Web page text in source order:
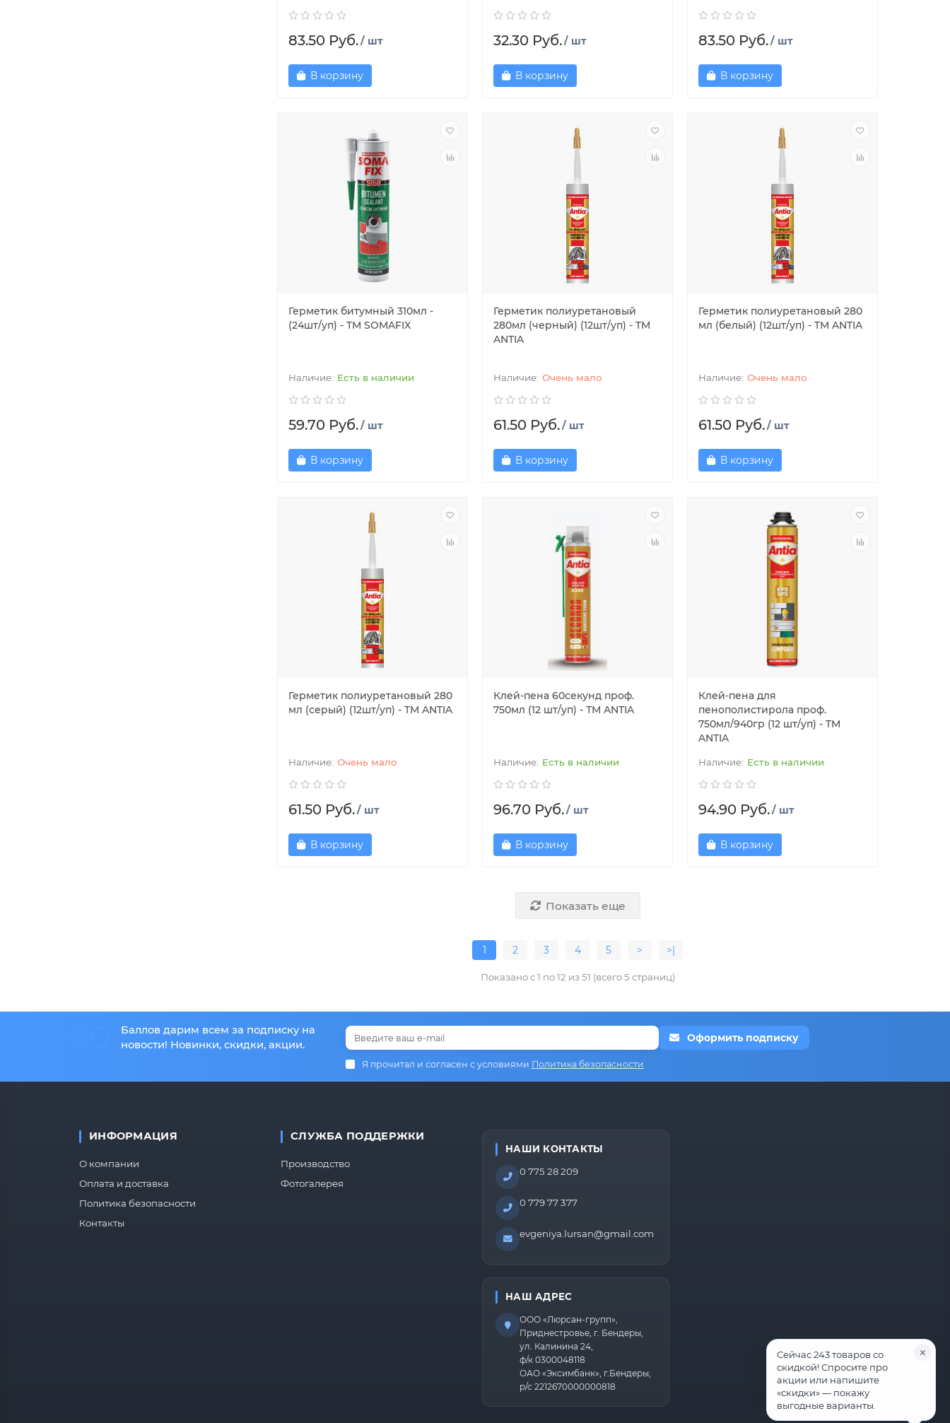
83.50 Руб./ шт
В корзину
32.30 Руб./ шт
В корзину
83.50 Руб./ шт
В корзину
Герметик битумный 310мл -
(24шт/уп) - ТМ SOMAFIX
Есть в наличии
59.70 Руб./ шт
В корзину
Герметик полиуретановый
280мл (черный) (12шт/уп) - TM
ANTIA
Очень мало
61.50 Руб./ шт
В корзину
Герметик полиуретановый 280
мл (белый) (12шт/уп) - TM ANTIA
Очень мало
61.50 Руб./ шт
В корзину
Герметик полиуретановый 280
мл (серый) (12шт/уп) - TM ANTIA
Очень мало
61.50 Руб./ шт
В корзину
Клей-пена 60секунд проф.
750мл (12 шт/уп) - ТМ ANTIA
Есть в наличии
96.70 Руб./ шт
В корзину
Клей-пена для
пенополистирола проф.
750мл/940гр (12 шт/уп) - TM
ANTIA
Есть в наличии
94.90 Руб./ шт
В корзину
Показать еще
1 2 3 4 5 > >|
Показано с 1 по 12 из 51 (всего 5 страниц)
Баллов дарим всем за подписку на
новости! Новинки, скидки, акции.
Оформить подписку
Я прочитал и согласен с условиями Политика безопасности
ИНФОРМАЦИЯ
О компании
Оплата и доставка
Политика безопасности
Контакты
СЛУЖБА ПОДДЕРЖКИ
Производство
Фотогалерея
НАШИ КОНТАКТЫ
0 775 28 209
0 779 77 377
evgeniya.lursan@gmail.com
НАШ АДРЕС
ООО «Люрсан-групп»,
Приднестровье, г. Бендеры,
ул. Калинина 24,
ф/к 0300048118
ОАО «Эксимбанк», г.Бендеры,
р/с 2212670000000818
Сейчас 243 товаров со
скидкой! Спросите про
акции или напишите
«скидки» — покажу
выгодные варианты.